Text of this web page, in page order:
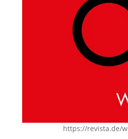
https://revista.de/